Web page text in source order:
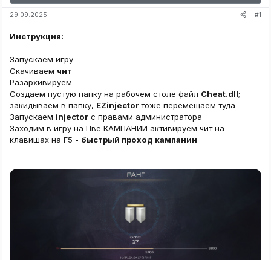
29.09.2025 #1
Инструкция:
Запускаем игру
Скачиваем чит
Разархивируем
Создаем пустую папку на рабочем столе файл Cheat.dll;
закидываем в папку, EZinjectorтоже перемещаем туда
Запускаем injector с правами администратора
Заходим в игру на Пве КАМПАНИИ активируем чит на
клавишах на F5 - быстрый проход кампании